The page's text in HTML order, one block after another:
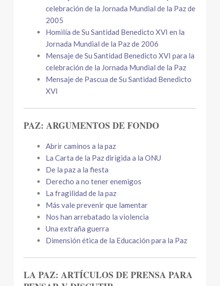
celebración de la Jornada Mundial de la Paz de
2005
Homilía de Su Santidad Benedicto XVI en la
Jornada Mundial de la Paz de 2006
Mensaje de Su Santidad Benedicto XVI para la
celebración de la Jornada Mundial de la Paz
Mensaje de Pascua de Su Santidad Benedicto
XVI
PAZ: ARGUMENTOS DE FONDO
Abrir caminos a la paz
La Carta de la Paz dirigida a la ONU
De la paz a la fiesta
Derecho a no tener enemigos
La fragilidad de la paz
Más vale prevenir que lamentar
Nos han arrebatado la violencia
Una extraña guerra
Dimensión ética de la Educación para la Paz
LA PAZ: ARTÍCULOS DE PRENSA PARA